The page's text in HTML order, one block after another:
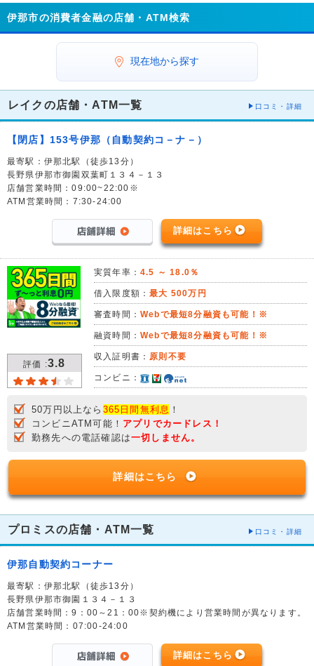
伊那市の消費者金融の店舗・ATM検索
現在地から探す
レイクの店舗・ATM一覧 口コミ・詳細
【閉店】153号伊那（自動契約コ－ナ－）
最寄駅：伊那北駅（徒歩13分）
長野県伊那市御園双葉町１３４－１３
店舗営業時間：09:00~22:00※
ATM営業時間：7:30-24:00
詳細はこちら
評価 :3.8
実質年率： 4.5 ～ 18.0％
借入限度額：最大 500万円
審査時間： Webで最短8分融資も可能！※
融資時間： Webで最短8分融資も可能！※
収入証明書： 原則不要
コンビニ：
50万円以上なら 365日間無利息 ！
コンビニATM可能！ アプリでカードレス！
勤務先への電話確認は一切しません。
詳細はこちら
プロミスの店舗・ATM一覧 口コミ・詳細
伊那自動契約コーナー
最寄駅：伊那北駅（徒歩13分）
長野県伊那市御園１３４－１３
店舗営業時間：9：00～21：00※契約機により営業時間が異なります。
ATM営業時間：07:00-24:00
詳細はこちら